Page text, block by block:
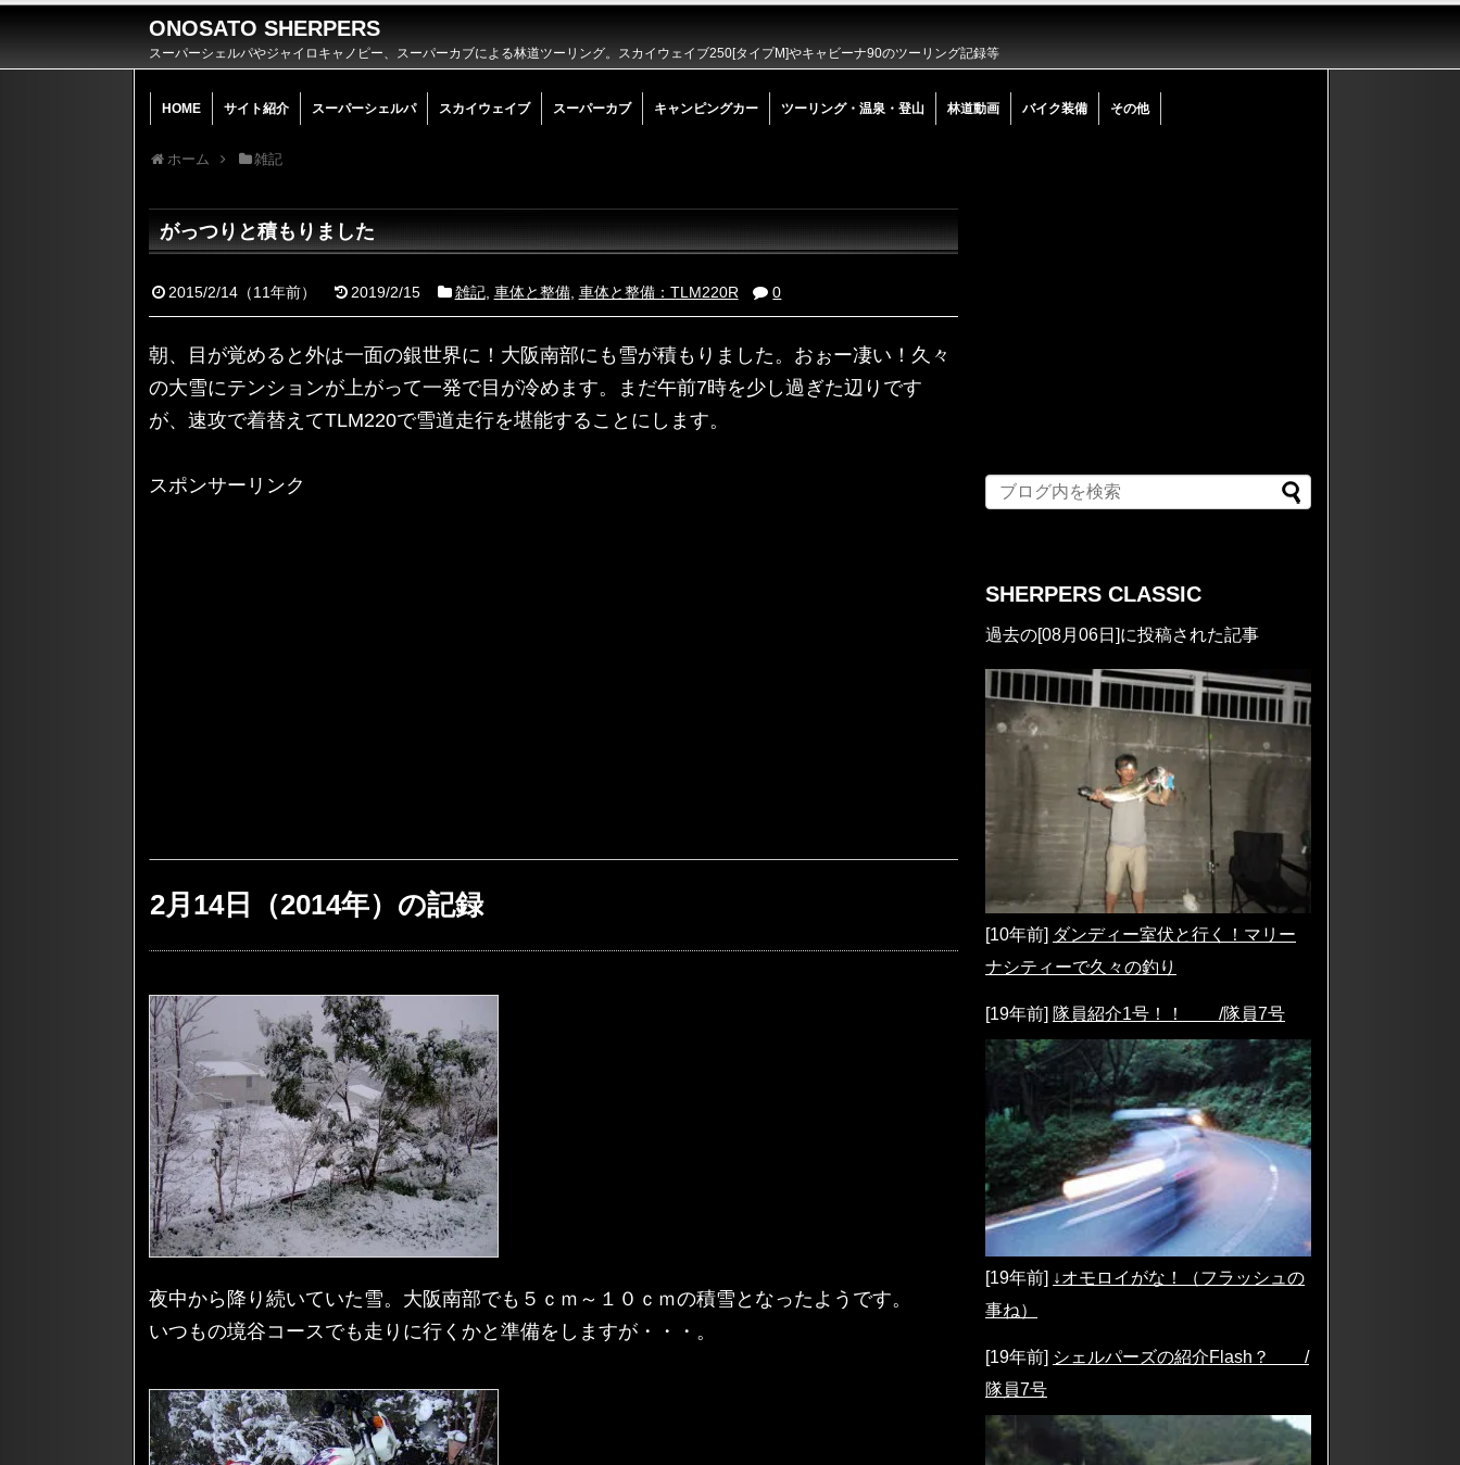
ONOSATO SHERPERS
スーパーシェルパやジャイロキャノピー、スーパーカブによる林道ツーリング。スカイウェイブ250[タイプM]やキャビーナ90のツーリング記録等
HOME サイト紹介 スーパーシェルパ スカイウェイブ スーパーカブ キャンピングカー ツーリング・温泉・登山 林道動画 バイク装備 その他
ホーム 雑記
がっつりと積もりました
2015/2/14 （11年前） 2019/2/15 雑記, 車体と整備, 車体と整備：TLM220R 0
朝、目が覚めると外は一面の銀世界に！大阪南部にも雪が積もりました。おぉー凄い！久々
の大雪にテンションが上がって一発で目が冷めます。まだ午前7時を少し過ぎた辺りです
が、速攻で着替えてTLM220で雪道走行を堪能することにします。
スポンサーリンク
2月14日（2014年）の記録
夜中から降り続いていた雪。大阪南部でも５ｃｍ～１０ｃｍの積雪となったようです。
いつもの境谷コースでも走りに行くかと準備をしますが・・・。
SHERPERS CLASSIC
過去の[08月06日]に投稿された記事
[10年前] ダンディー室伏と行く！マリー
ナシティーで久々の釣り
[19年前] 隊員紹介1号！！ /隊員7号
[19年前] ↓オモロイがな！（フラッシュの
事ね）
[19年前] シェルパーズの紹介Flash？ /
隊員7号